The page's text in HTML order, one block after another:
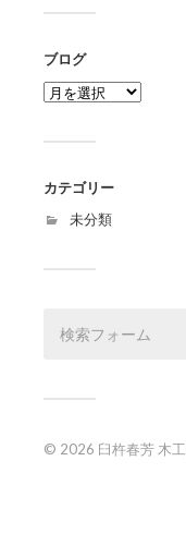
ブログ
ブ
ロ
カテゴリー
未分類
© 2026 臼杵春芳 木